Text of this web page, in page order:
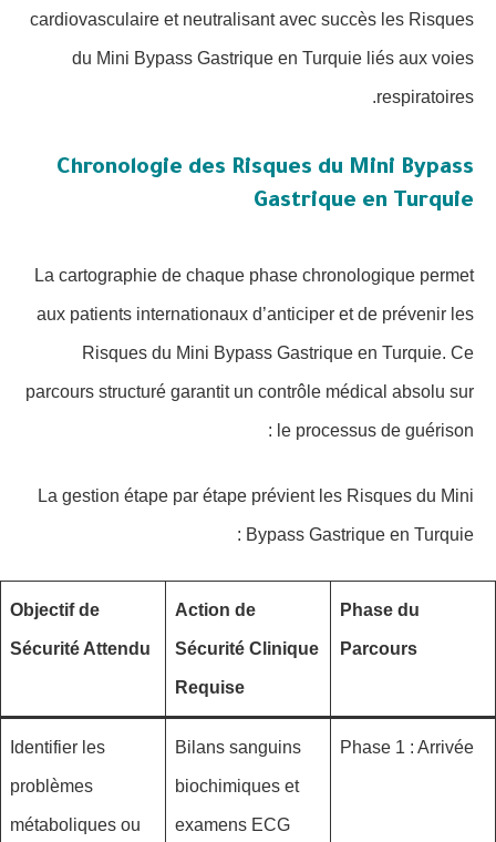
cardiovasculaire et neutralisant avec succès les Risques
du Mini Bypass Gastrique en Turquie liés aux voies
respiratoires.
Chronologie des Risques du Mini Bypass
Gastrique en Turquie
La cartographie de chaque phase chronologique permet
aux patients internationaux d’anticiper et de prévenir les
Risques du Mini Bypass Gastrique en Turquie. Ce
parcours structuré garantit un contrôle médical absolu sur
le processus de guérison :
La gestion étape par étape prévient les Risques du Mini
Bypass Gastrique en Turquie :
Phase du
Parcours
Action de
Sécurité Clinique
Requise
Objectif de
Sécurité Attendu
Phase 1 : Arrivée
Bilans sanguins
biochimiques et
examens ECG
Identifier les
problèmes
métaboliques ou